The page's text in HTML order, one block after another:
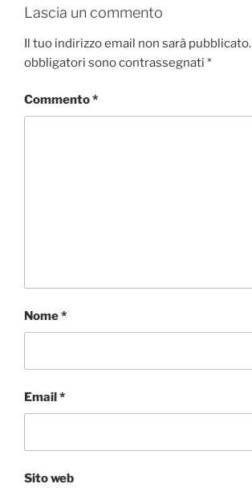
Lascia un commento
Il tuo indirizzo email non sarà pubblicato.
obbligatori sono contrassegnati *
Commento*
Nome*
Email*
Sito web